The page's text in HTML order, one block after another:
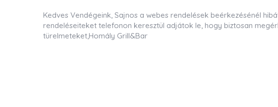
Kedves Vendégeink, Sajnos a webes rendelések beérkezésénél
rendeléseiteket telefonon keresztül adjátok le, hogy biztosan
türelmeteket,Homály Grill&Bar